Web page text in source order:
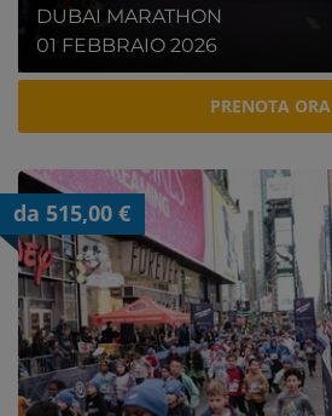
DUBAI MARATHON
01 FEBBRAIO 2026
PRENOTA ORA
da 515,00 €